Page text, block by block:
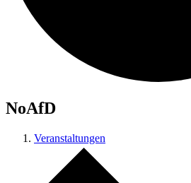
NoAfD
Veranstaltungen